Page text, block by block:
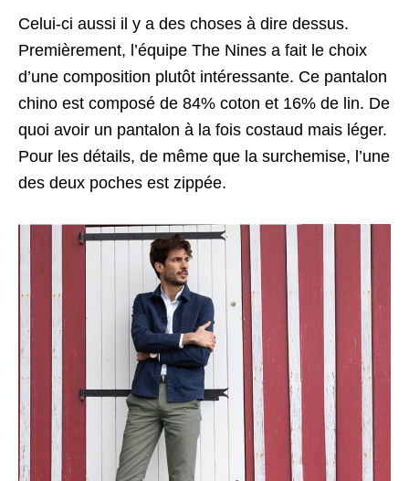
Celui-ci aussi il y a des choses à dire dessus.
Premièrement, l’équipe The Nines a fait le choix
d’une composition plutôt intéressante. Ce pantalon
chino est composé de 84% coton et 16% de lin. De
quoi avoir un pantalon à la fois costaud mais léger.
Pour les détails, de même que la surchemise, l’une
des deux poches est zippée.